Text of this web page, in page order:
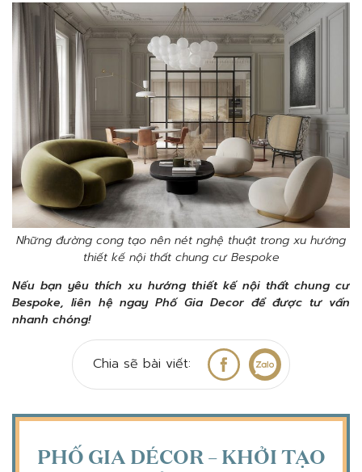
Những đường cong tạo nên nét nghệ thuật trong xu hướng
thiết kế nội thất chung cư Bespoke
Nếu bạn yêu thích xu hướng thiết kế nội thất chung cư
Bespoke, liên hệ ngay Phố Gia Decor để được tư vấn
nhanh chóng!
Chia sẽ bài viết:
PHỐ GIA DÉCOR – KHỞI TẠO